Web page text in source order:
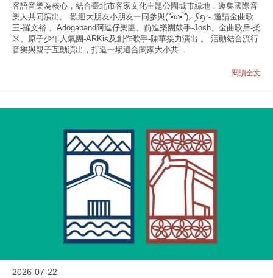
客語音樂為核心，結合臺北市客家文化主題公園城市綠地，邀集國際音
樂人共同演出。 歡迎大朋友小朋友一同參與(՞•̀ω•́՞)⸝ި ʕᦏ⌎ 邀請金曲歌
王-羅文裕 、Adogaband阿逗仔樂團、前進樂團鼓手-Josh、金曲歌后-柔
米、原子少年人氣團-ARKis及創作歌手-陳華接力演出 。 活動結合流行
音樂與親子互動演出，打造一場適合闔家大小共...
閱讀全文
2026-07-22